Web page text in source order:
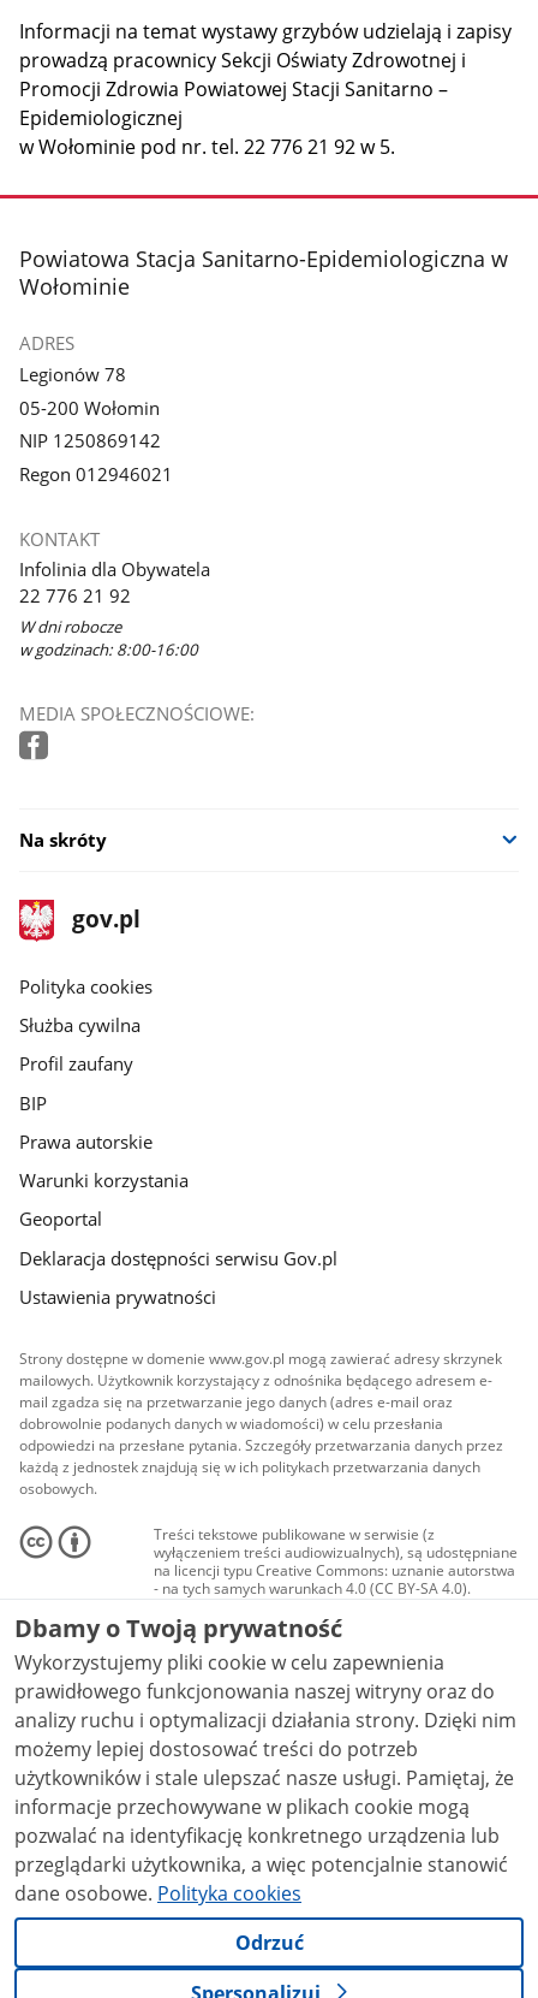
Informacji na temat wystawy grzybów udzielają i zapisy
prowadzą pracownicy Sekcji Oświaty Zdrowotnej i
Promocji Zdrowia Powiatowej Stacji Sanitarno –
Epidemiologicznej
w Wołominie pod nr. tel. 22 776 21 92 w 5.
stopka
Powiatowa Stacja Sanitarno-Epidemiologiczna w
Wołominie
ADRES
Legionów 78
05-200 Wołomin
NIP 1250869142
Regon 012946021
KONTAKT
Infolinia dla Obywatela
22 776 21 92
W dni robocze
w godzinach: 8:00-16:00
MEDIA SPOŁECZNOŚCIOWE:
Na skróty
stopka
gov.pl
Strona
gov.pl
gov.pl
Polityka cookies
Służba cywilna
Profil zaufany
BIP
Prawa autorskie
Warunki korzystania
Geoportal
Deklaracja dostępności serwisu Gov.pl
Ustawienia prywatności
Strony dostępne w domenie www.gov.pl mogą zawierać adresy skrzynek
mailowych. Użytkownik korzystający z odnośnika będącego adresem e-
mail zgadza się na przetwarzanie jego danych (adres e-mail oraz
dobrowolnie podanych danych w wiadomości) w celu przesłania
odpowiedzi na przesłane pytania. Szczegóły przetwarzania danych przez
każdą z jednostek znajdują się w ich politykach przetwarzania danych
osobowych.
Treści tekstowe publikowane w serwisie (z
wyłączeniem treści audiowizualnych), są udostępniane
na licencji typu Creative Commons: uznanie autorstwa
- na tych samych warunkach 4.0 (CC BY-SA 4.0).
Materiały audiowizualne, w tym zdjęcia, materiały
audio i wideo, są udostępniane na licencji typu
Creative Commons: uznanie autorstwa użycie
niekomercyjne - bez utworów zależnych 4.0 (CC BY-
NC-ND 4.0), o ile nie jest to stwierdzone inaczej.
Dbamy o Twoją prywatność
Wykorzystujemy pliki cookie w celu zapewnienia
prawidłowego funkcjonowania naszej witryny oraz do
analizy ruchu i optymalizacji działania strony. Dzięki nim
możemy lepiej dostosować treści do potrzeb
użytkowników i stale ulepszać nasze usługi. Pamiętaj, że
informacje przechowywane w plikach cookie mogą
pozwalać na identyfikację konkretnego urządzenia lub
przeglądarki użytkownika, a więc potencjalnie stanowić
dane osobowe. Polityka cookies
Odrzuć